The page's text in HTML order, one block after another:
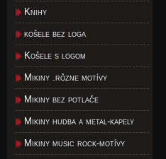
Knihy
košele bez loga
Košele s logom
Mikiny .rôzne motívy
Mikiny bez potlače
Mikiny hudba a metal-kapely
Mikiny music rock-motívy